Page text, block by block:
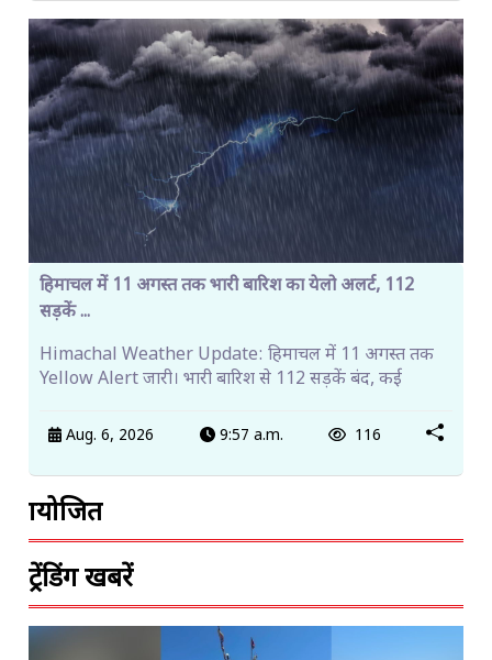
हिमाचल में 11 अगस्त तक भारी बारिश का येलो अलर्ट, 112
सड़कें ...
Himachal Weather Update: हिमाचल में 11 अगस्त तक
Yellow Alert जारी। भारी बारिश से 112 सड़कें बंद, कई
Aug. 6, 2026 9:57 a.m. 116
प्रायोजित
ट्रेंडिंग खबरें